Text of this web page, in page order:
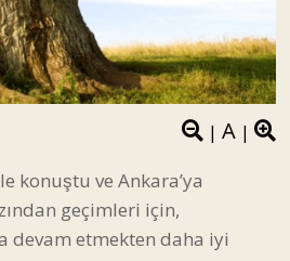
| A |
konuştu ve Ankara’ya
geçimleri için,
devam etmekten daha iyi